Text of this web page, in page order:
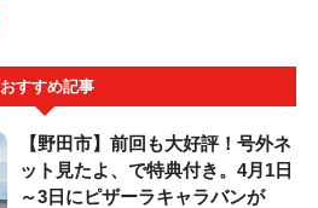
おすすめ記事
【野田市】前回も大好評！号外ネ
ット見たよ、で特典付き。4月1日
～3日にピザーラキャラバンが